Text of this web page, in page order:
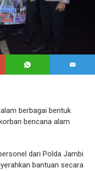
berbagai bentuk
bencana alam
dari Polda Jambi
bantuan secara